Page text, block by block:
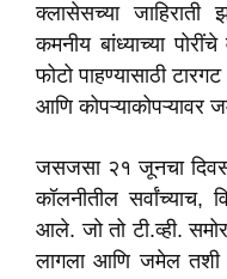
क्लासेसच्या जाहिराती
कमनीय बांध्याच्या
फोटो पाहण्यासाठी
आणि कोपऱ्याकोपऱ्यावर
जसजसा २१ जूनचा
कॉलनीतील सर्वांच्याच,
आले. जो तो टी.व्ही.
लागला आणि जमेल तशी